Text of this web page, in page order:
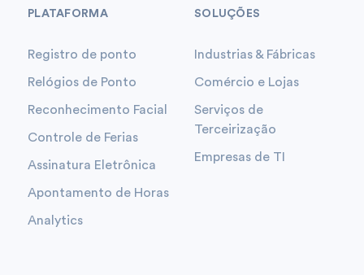
PLATAFORMA
Registro de ponto
Relógios de Ponto
Reconhecimento Facial
Controle de Ferias
Assinatura Eletrônica
Apontamento de Horas
Analytics
SOLUÇÕES
Industrias & Fábricas
Comércio e Lojas
Serviços de
Terceirização
Empresas de TI